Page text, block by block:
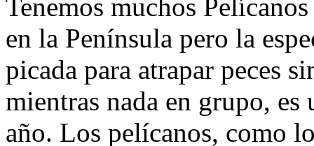
Tenemos muchos
en la Península pero la
picada para atrapar peces
mientras nada en grupo,
año. Los pelícanos, como